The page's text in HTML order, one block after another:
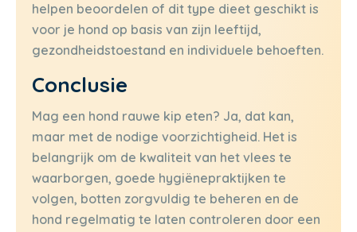
helpen beoordelen of dit type dieet geschikt is
voor je hond op basis van zijn leeftijd,
gezondheidstoestand en individuele behoeften.
Conclusie
Mag een hond rauwe kip eten? Ja, dat kan,
maar met de nodige voorzichtigheid. Het is
belangrijk om de kwaliteit van het vlees te
waarborgen, goede hygiënepraktijken te
volgen, botten zorgvuldig te beheren en de
hond regelmatig te laten controleren door een